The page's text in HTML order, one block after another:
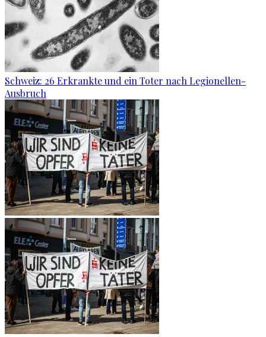
Schweiz: 26 Erkrankte und ein Toter nach Legionellen-
Ausbruch